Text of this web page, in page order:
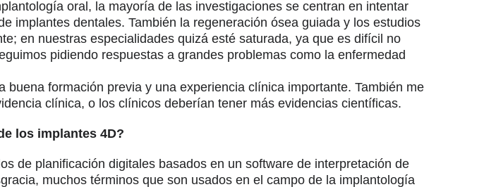
oral, la mayoría de las investigaciones se centran en intentar
implantes dentales. También la regeneración ósea guiada y los estudios
en nuestras especialidades quizá esté saturada, ya que es difícil no
pidiendo respuestas a grandes problemas como la enfermedad
formación previa y una experiencia clínica importante. También me
clínica, o los clínicos deberían tener más evidencias científicas.
los implantes 4D?
de planificación digitales basados en un software de interpretación de
muchos términos que son usados en el campo de la implantología